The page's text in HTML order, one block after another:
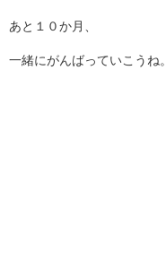
あと１０か月、
一緒にがんばっていこうね。